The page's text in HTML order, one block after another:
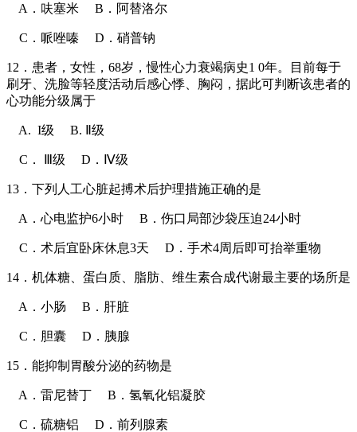
A．呋塞米 B．阿替洛尔
C．哌唑嗪 D．硝普钠
12．患者，女性，68岁，慢性心力衰竭病史1 0年。目前每于
刷牙、洗脸等轻度活动后感心悸、胸闷，据此可判断该患者的
心功能分级属于
A. I级 B. Ⅱ级
C． Ⅲ级 D．Ⅳ级
13．下列人工心脏起搏术后护理措施正确的是
A．心电监护6小时 B．伤口局部沙袋压迫24小时
C．术后宜卧床休息3天 D．手术4周后即可抬举重物
14．机体糖、蛋白质、脂肪、维生素合成代谢最主要的场所是
A．小肠 B．肝脏
C．胆囊 D．胰腺
15．能抑制胃酸分泌的药物是
A．雷尼替丁 B．氢氧化铝凝胶
C．硫糖铝 D．前列腺素